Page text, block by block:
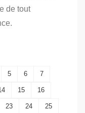
de tout
5 6 7
15 16
23 24 25